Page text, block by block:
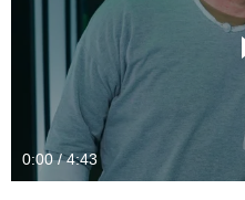
0:00 / 4:43